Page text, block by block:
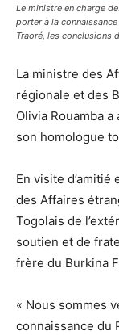
Le ministre en charge
porter à la
Traoré, les conclusions
La ministre des
régionale et des
Olivia Rouamba a
son homologue
En visite
des Affaires
Togolais de
soutien et de
frère du Burkina
« Nous sommes
connaissance du